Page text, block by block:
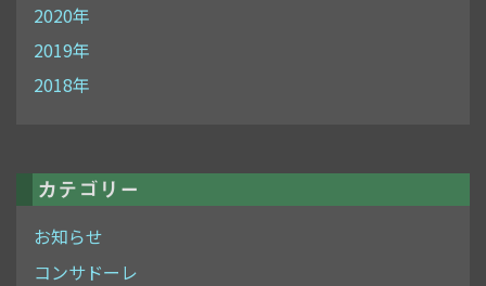
2020年
2019年
2018年
カテゴリー
お知らせ
コンサドーレ